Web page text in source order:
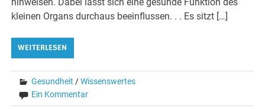
kleinen Organs durchaus beeinflussen. . . Es sitzt […]
WEITERLESEN
Gesundheit /Wissenswertes
Ein Kommentar